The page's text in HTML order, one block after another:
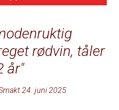
rødvin, tåler
år
24. juni 2025